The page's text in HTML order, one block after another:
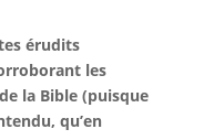
érudits
les
la Bible (puisque
qu’en